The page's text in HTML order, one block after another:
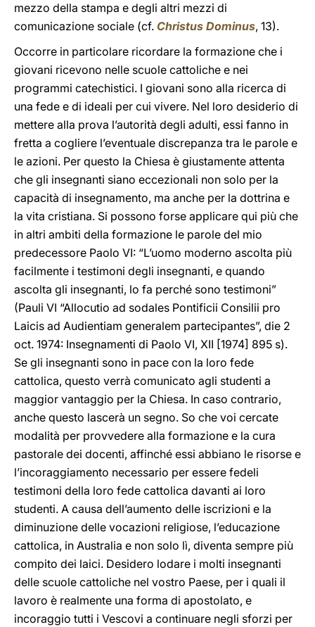
mezzo della stampa e degli altri mezzi di
comunicazione sociale (cf. Christus Dominus, 13).
Occorre in particolare ricordare la formazione che i
giovani ricevono nelle scuole cattoliche e nei
programmi catechistici. I giovani sono alla ricerca di
una fede e di ideali per cui vivere. Nel loro desiderio di
mettere alla prova l’autorità degli adulti, essi fanno in
fretta a cogliere l’eventuale discrepanza tra le parole e
le azioni. Per questo la Chiesa è giustamente attenta
che gli insegnanti siano eccezionali non solo per la
capacità di insegnamento, ma anche per la dottrina e
la vita cristiana. Si possono forse applicare qui più che
in altri ambiti della formazione le parole del mio
predecessore Paolo VI: “L’uomo moderno ascolta più
facilmente i testimoni degli insegnanti, e quando
ascolta gli insegnanti, lo fa perché sono testimoni”
(Pauli VI “Allocutio ad sodales Pontificii Consilii pro
Laicis ad Audientiam generalem partecipantes”, die 2
oct. 1974: Insegnamenti di Paolo VI, XII [1974] 895 s).
Se gli insegnanti sono in pace con la loro fede
cattolica, questo verrà comunicato agli studenti a
maggior vantaggio per la Chiesa. In caso contrario,
anche questo lascerà un segno. So che voi cercate
modalità per provvedere alla formazione e la cura
pastorale dei docenti, affinché essi abbiano le risorse e
l’incoraggiamento necessario per essere fedeli
testimoni della loro fede cattolica davanti ai loro
studenti. A causa dell’aumento delle iscrizioni e la
diminuzione delle vocazioni religiose, l’educazione
cattolica, in Australia e non solo lì, diventa sempre più
compito dei laici. Desidero lodare i molti insegnanti
delle scuole cattoliche nel vostro Paese, per i quali il
lavoro è realmente una forma di apostolato, e
incoraggio tutti i Vescovi a continuare negli sforzi per